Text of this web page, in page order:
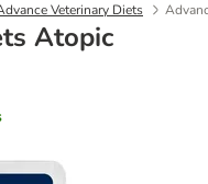
Veterinary Diets
Atopic